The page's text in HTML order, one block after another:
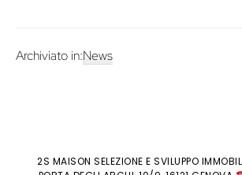
Archiviato in:News
2S MAISON SELEZIONE E SVILUPPO